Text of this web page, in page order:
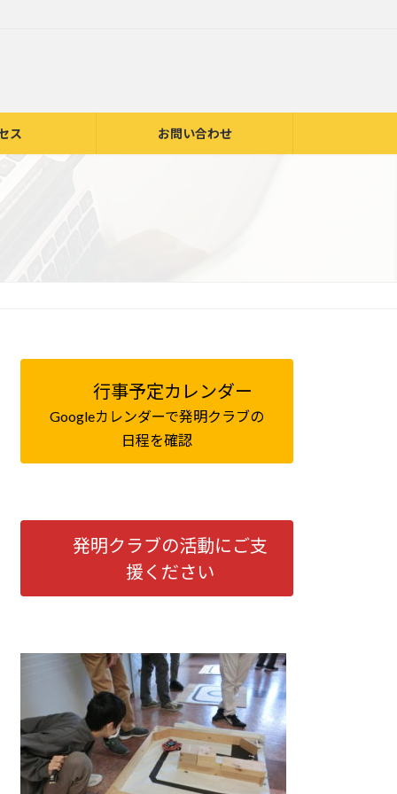
ス お問い合わせ
行事予定カレンダー
Googleカレンダーで発明クラブの
日程を確認
発明クラブの活動にご支
援ください